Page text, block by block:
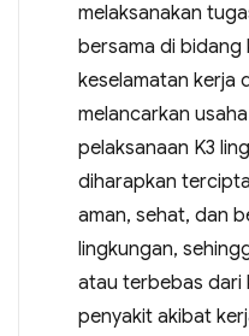
melaksanakan
bersama di bidang
keselamatan kerja
melancarkan
pelaksanaan K3
diharapkan
aman, sehat, dan
lingkungan,
atau terbebas dari
penyakit akibat